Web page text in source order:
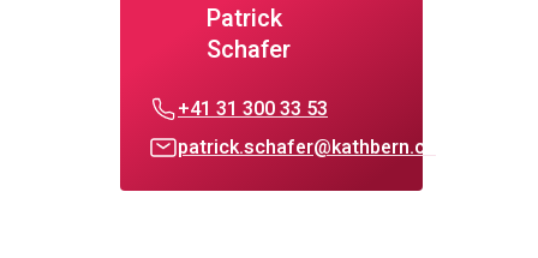
Patrick
Schafer
+41 31 300 33 53
patrick.schafer@kathbern.ch